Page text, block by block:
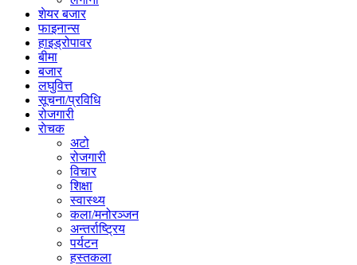
शेयर बजार
फाइनान्स
हाइड्रोपावर
बीमा
बजार
लघुवित्त
सूचना/प्रविधि
रोजगारी
राेचक
अटो
रोजगारी
विचार
शिक्षा
स्वास्थ्य
कला/मनोरञ्जन
अन्तर्राष्ट्रिय
पर्यटन
हस्तकला